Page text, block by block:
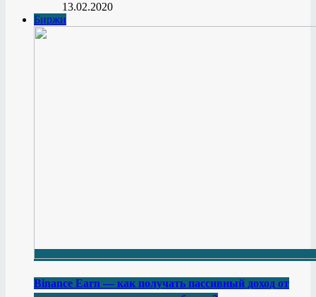
13.02.2020
Биржи
Binance Earn — как получать пассивный доход от